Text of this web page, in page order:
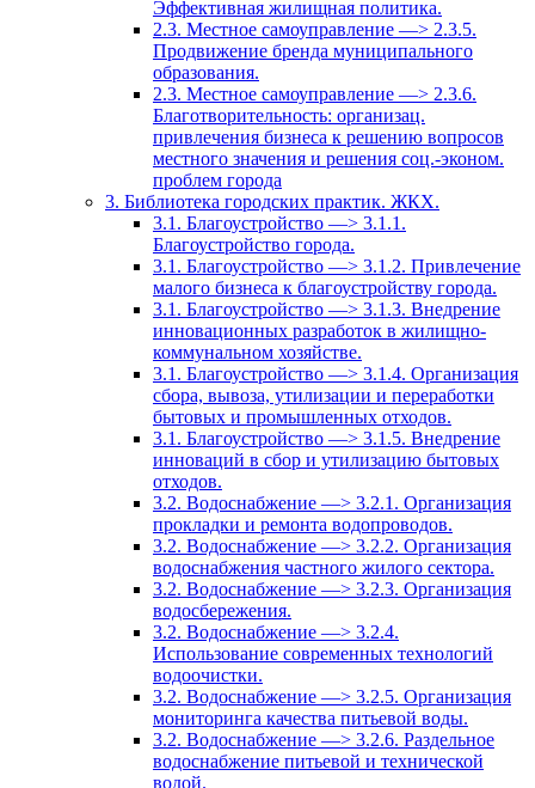
Эффективная жилищная политика.
2.3. Местное самоуправление —> 2.3.5.
Продвижение бренда муниципального
образования.
2.3. Местное самоуправление —> 2.3.6.
Благотворительность: организац.
привлечения бизнеса к решению вопросов
местного значения и решения соц.-эконом.
проблем города
3. Библиотека городских практик. ЖКХ.
3.1. Благоустройство —> 3.1.1.
Благоустройство города.
3.1. Благоустройство —> 3.1.2. Привлечение
малого бизнеса к благоустройству города.
3.1. Благоустройство —> 3.1.3. Внедрение
инновационных разработок в жилищно-
коммунальном хозяйстве.
3.1. Благоустройство —> 3.1.4. Организация
сбора, вывоза, утилизации и переработки
бытовых и промышленных отходов.
3.1. Благоустройство —> 3.1.5. Внедрение
инноваций в сбор и утилизацию бытовых
отходов.
3.2. Водоснабжение —> 3.2.1. Организация
прокладки и ремонта водопроводов.
3.2. Водоснабжение —> 3.2.2. Организация
водоснабжения частного жилого сектора.
3.2. Водоснабжение —> 3.2.3. Организация
водосбережения.
3.2. Водоснабжение —> 3.2.4.
Использование современных технологий
водоочистки.
3.2. Водоснабжение —> 3.2.5. Организация
мониторинга качества питьевой воды.
3.2. Водоснабжение —> 3.2.6. Раздельное
водоснабжение питьевой и технической
водой.